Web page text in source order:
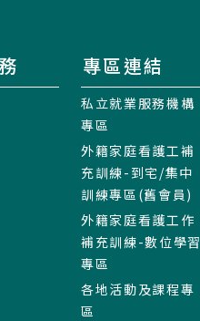
專區連結
私立就業服務機構
專區
外籍家庭看護工補
充訓練-到宅/集中
訓練專區(舊會員)
外籍家庭看護工作
補充訓練-數位學習
專區
各地活動及課程專
區